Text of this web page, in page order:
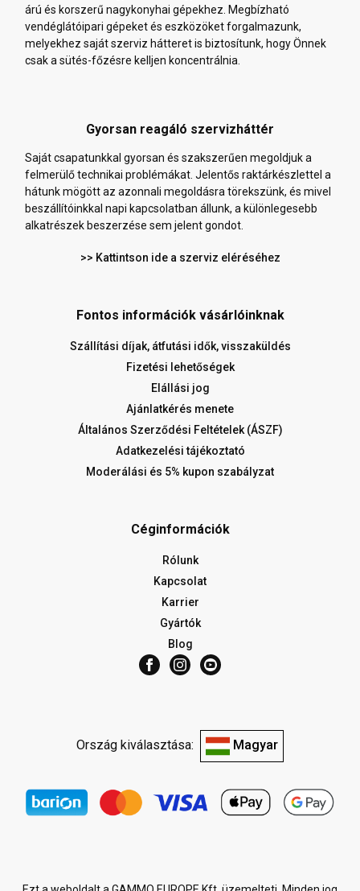
árú és korszerű nagykonyhai gépekhez. Megbízható
vendéglátóipari gépeket és eszközöket forgalmazunk,
melyekhez saját szerviz hátteret is biztosítunk, hogy Önnek
csak a sütés-főzésre kelljen koncentrálnia.
Gyorsan reagáló szervizháttér
Saját csapatunkkal gyorsan és szakszerűen megoldjuk a
felmerülő technikai problémákat. Jelentős raktárkészlettel a
hátunk mögött az azonnali megoldásra törekszünk, és mivel
beszállítóinkkal napi kapcsolatban állunk, a különlegesebb
alkatrészek beszerzése sem jelent gondot.
>> Kattintson ide a szerviz eléréséhez
Fontos információk vásárlóinknak
Szállítási díjak, átfutási idők, visszaküldés
Fizetési lehetőségek
Elállási jog
Ajánlatkérés menete
Általános Szerződési Feltételek (ÁSZF)
Adatkezelési tájékoztató
Moderálási és 5% kupon szabályzat
Céginformációk
Rólunk
Kapcsolat
Karrier
Gyártók
Blog
Ország kiválasztása: Magyar